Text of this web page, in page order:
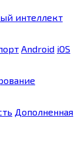
интеллект
Android iOS
Дополненная